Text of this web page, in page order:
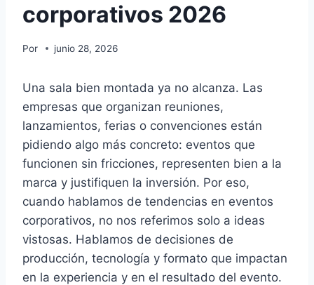
corporativos 2026
Por junio 28, 2026
Una sala bien montada ya no alcanza. Las
empresas que organizan reuniones,
lanzamientos, ferias o convenciones están
pidiendo algo más concreto: eventos que
funcionen sin fricciones, representen bien a la
marca y justifiquen la inversión. Por eso,
cuando hablamos de tendencias en eventos
corporativos, no nos referimos solo a ideas
vistosas. Hablamos de decisiones de
producción, tecnología y formato que impactan
en la experiencia y en el resultado del evento.